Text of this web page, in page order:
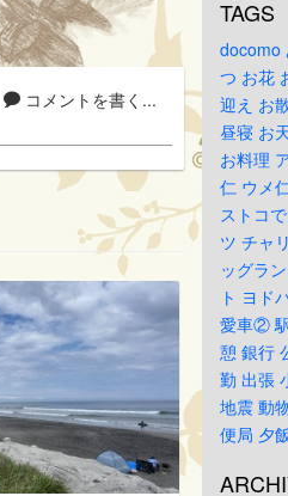
コメントを書く...
TAGS
docomo
つ お花
迎え お
昼寝 お
お料理
仁 ウメ
ストコ
ツ チャリ
ッグラン
ト ヨド
愛車②
憩 銀行
勤 出張
地震 動
便局 夕